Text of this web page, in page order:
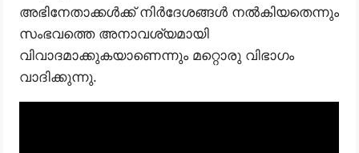
അഭിനേതാക്കൾക്ക് നിർദേശങ്ങൾ നൽകിയതെന്നും
സംഭവത്തെ അനാവശ്യമായി
വിവാദമാക്കുകയാണെന്നും മറ്റൊരു വിഭാഗം
വാദിക്കുന്നു.